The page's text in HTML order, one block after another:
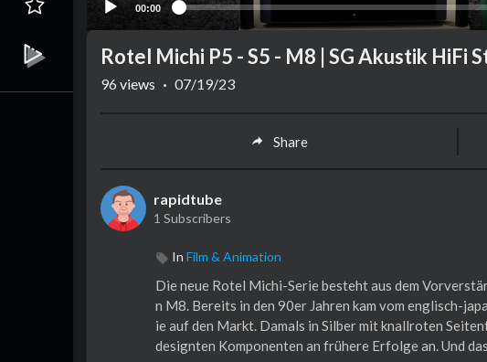
00:00
Rotel Michi P5 - S5 - M8 | SG Akustik HiFi
96 views · 07/19/23
Share
rapidtube
1 Subscribers
In Film & Animation
Die neue Rotel Michi-Serie besteht aus dem
n M8. Bereits in den 90er Jahren kam vom englisch-
ie auf den Markt. Damals in Silber mit knallroten
designten Komponenten an frühere Erfolge an. Und